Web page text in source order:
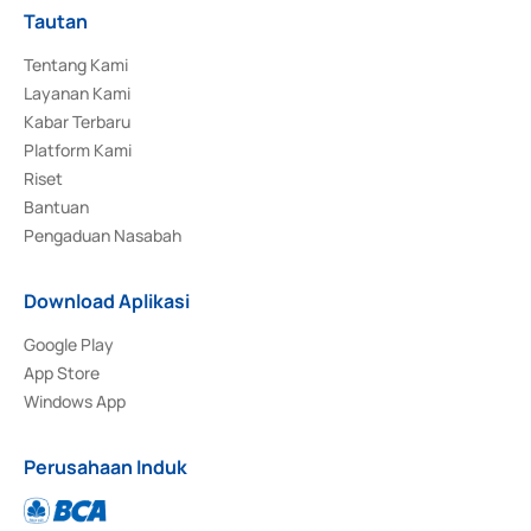
Tautan
Tentang Kami
Layanan Kami
Kabar Terbaru
Platform Kami
Riset
Bantuan
Pengaduan Nasabah
Download Aplikasi
Google Play
App Store
Windows App
Perusahaan Induk